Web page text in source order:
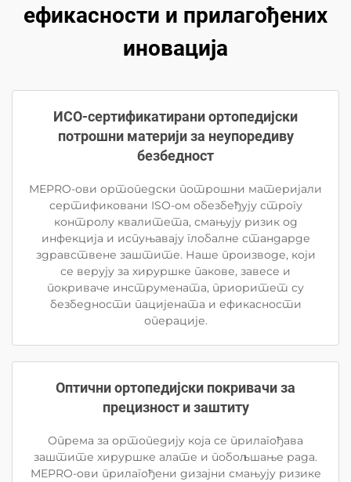
ефикасности и прилагођених
иновација
ИСО-сертификатирани ортопедијски
потрошни материји за неупоредиву
безбедност
MEPRO-ови ортопедски потрошни материјали
сертификовани ISO-ом обезбеђују строгу
контролу квалитета, смањују ризик од
инфекција и испуњавају глобалне стандарде
здравствене заштите. Наше производе, који
се верују за хируршке пакове, завесе и
покриваче инструмената, приоритет су
безбедности пацијената и ефикасности
операције.
Оптични ортопедијски покривачи за
прецизност и заштиту
Опрема за ортопедију која се прилагођава
заштите хируршке алате и побољшање рада.
MEPRO-ови прилагођени дизајни смањују ризике